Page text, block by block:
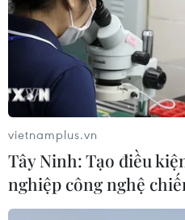
Cục Hàng không Việt
cầu các đơn vị trong
để loại bỏ tư tưởng chủ
là, tự mãn trong công tác
bảo an toàn hàng không.
vietnamplus.vn
Tây Ninh: Tạo điều
nghiệp công nghệ